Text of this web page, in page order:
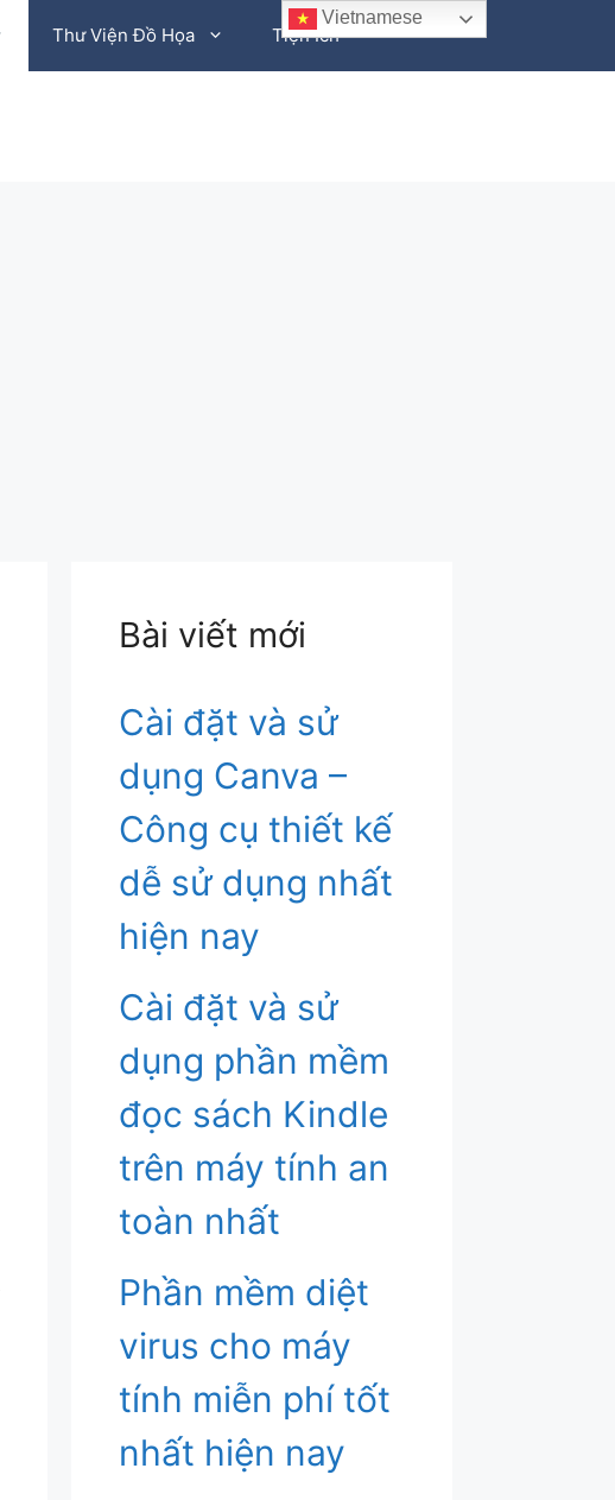
Thư Viện Đồ Họa Tiện Ích
Bài viết mới
Cài đặt và sử
dụng Canva –
Công cụ thiết kế
dễ sử dụng nhất
hiện nay
Cài đặt và sử
dụng phần mềm
đọc sách Kindle
trên máy tính an
toàn nhất
Phần mềm diệt
virus cho máy
tính miễn phí tốt
nhất hiện nay
Vietnamese